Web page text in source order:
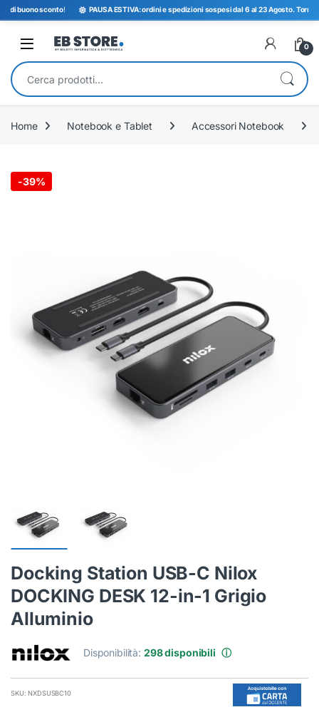
buono sconto! PAUSA ESTIVA: ordini e spedizioni sospesi dal 6 al 23 Agosto.
Open 0
Cerca:
Home Notebook e Tablet Accessori Notebook
-39%
Docking Station USB-C Nilox
DOCKING DESK 12-in-1 Grigio
Alluminio
Disponibilità: 298 disponibili ⓘ
SKU: NXDSUSBC10